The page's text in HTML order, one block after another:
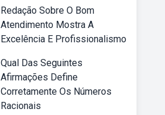
Redação Sobre O Bom
Atendimento Mostra A
Excelência E Profissionalismo
Qual Das Seguintes
Afirmações Define
Corretamente Os Números
Racionais